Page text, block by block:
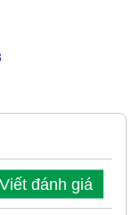
Viết đánh giá